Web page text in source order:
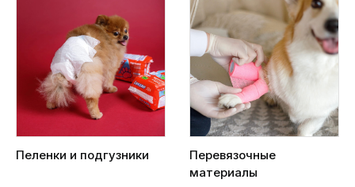
Пеленки и подгузники
Перевязочные
материалы